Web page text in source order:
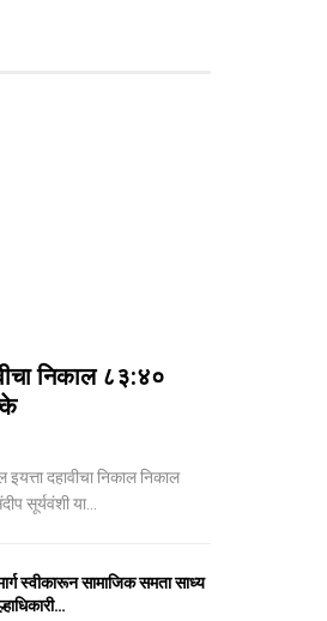
निकाल ८३:४०
दहावीचा निकाल निकाल
सूर्यवंशी या…
स्वीकारून सामाजिक समता साध्य